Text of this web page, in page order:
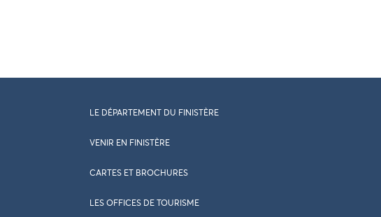
LE DÉPARTEMENT DU FINISTÈRE
VENIR EN FINISTÈRE
CARTES ET BROCHURES
LES OFFICES DE TOURISME